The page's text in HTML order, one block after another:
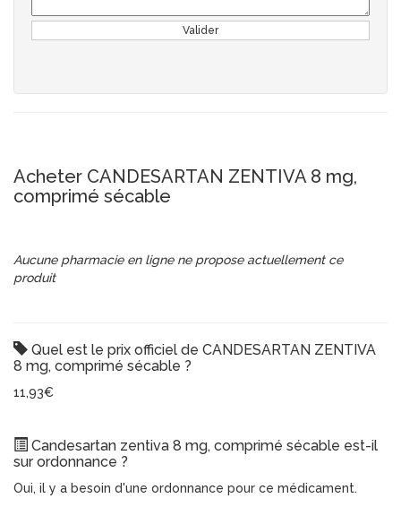
Valider
Acheter CANDESARTAN ZENTIVA 8 mg,
comprimé sécable
Aucune pharmacie en ligne ne propose actuellement ce
produit
Quel est le prix officiel de CANDESARTAN ZENTIVA
8 mg, comprimé sécable ?
11,93€
Candesartan zentiva 8 mg, comprimé sécable est-il
sur ordonnance ?
Oui, il y a besoin d'une ordonnance pour ce médicament.